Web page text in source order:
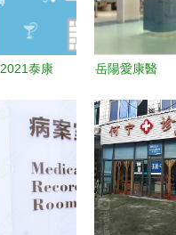
2021泰康
款門診醫療
特點、保
費、續保與
岳陽愛康醫
樓 以人為
本的醫患雙
向服務新布
局